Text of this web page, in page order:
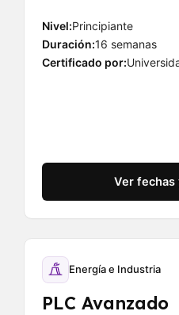
Nivel:Principiante
Duración:16 semanas
Certificado por:
Ver fechas
Energía e Industria
PLC Avanzado